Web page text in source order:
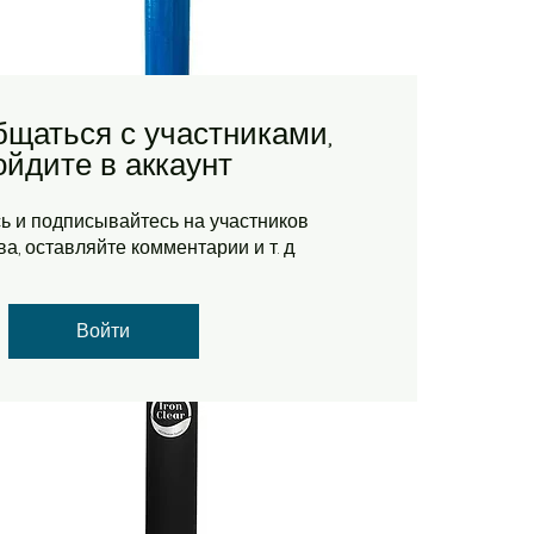
серії FFB 1248 (BIRM)
Цена
26 085,00 ₴
IC1248
с участниками,
в аккаунт
и подписывайтесь на участников
оставляйте комментарии и т. д.
Войти